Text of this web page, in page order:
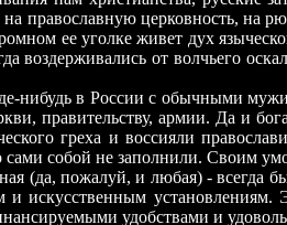
на православную церковность, на
ее уголке живет дух
воздерживались от волчьего
нибудь в России с обычными
правительству, армии. Да и
греха и воссияли
собой не заполнили. Своим
(да, пожалуй, и любая) - всегда
и искусственным
удобствами и